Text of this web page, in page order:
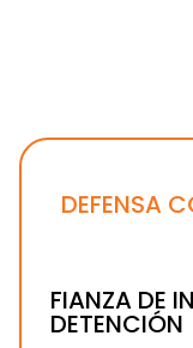
DEFENSA
FIANZA DE
DETENCIÓN